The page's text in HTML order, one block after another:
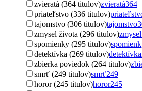
zvieratá (364 titulov)zvieratá364
priateľstvo (336 titulov)
tajomstvo (306 titulov)tajomstvo
zmysel života (296 titulov)
spomienky (295 titulov)
detektívka (269 titulov)detektívka
zbierka poviedok (264 titulov)
smrť (249 titulov)smrť249
horor (245 titulov)horor245